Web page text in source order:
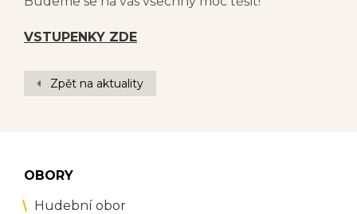
VSTUPENKY ZDE
Zpět na aktuality
OBORY
Hudební obor